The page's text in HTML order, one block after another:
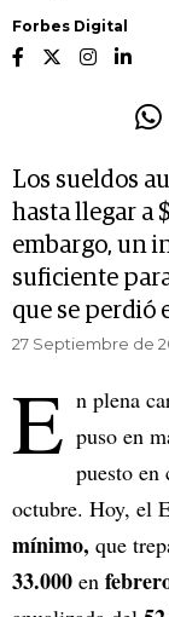
Forbes Digital
Los sueldos
hasta llegar a
embargo, un
suficiente
que se perdió
27 Septiembre de
E n plena
puso en
puesto en
octubre. Hoy, el
mínimo, que
33.000 en